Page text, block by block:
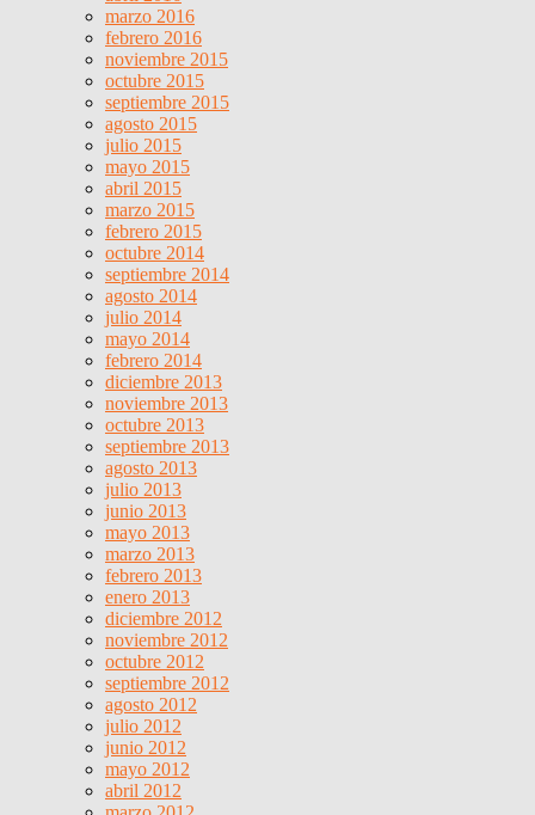
marzo 2016
febrero 2016
noviembre 2015
octubre 2015
septiembre 2015
agosto 2015
julio 2015
mayo 2015
abril 2015
marzo 2015
febrero 2015
octubre 2014
septiembre 2014
agosto 2014
julio 2014
mayo 2014
febrero 2014
diciembre 2013
noviembre 2013
octubre 2013
septiembre 2013
agosto 2013
julio 2013
junio 2013
mayo 2013
marzo 2013
febrero 2013
enero 2013
diciembre 2012
noviembre 2012
octubre 2012
septiembre 2012
agosto 2012
julio 2012
junio 2012
mayo 2012
abril 2012